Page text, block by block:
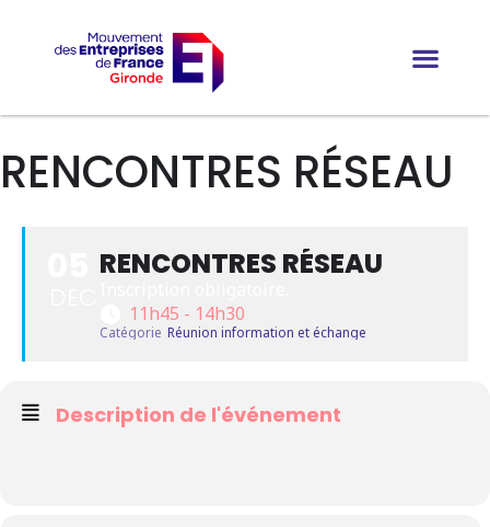
RENCONTRES RÉSEAU
RENCONTRES RÉSEAU
11h45 - 14h30
Catégorie Réunion information et échange
Description de l'événement